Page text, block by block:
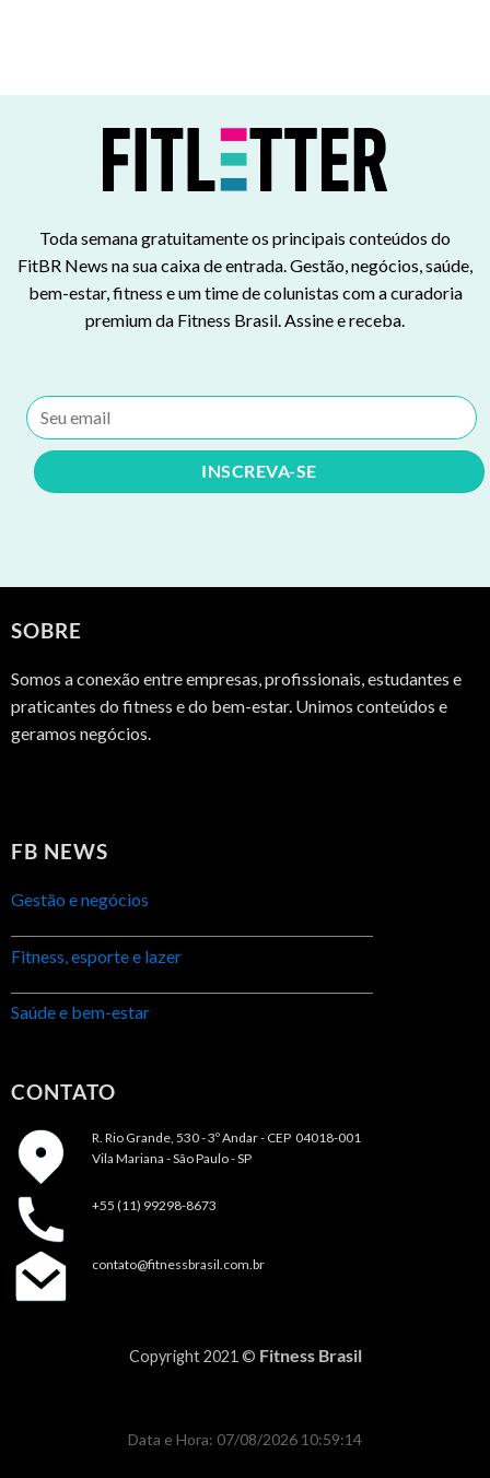
Toda semana gratuitamente os principais conteúdos do
FitBR News na sua caixa de entrada. Gestão, negócios, saúde,
bem-estar, fitness e um time de colunistas com a curadoria
premium da Fitness Brasil. Assine e receba.
SOBRE
Somos a conexão entre empresas, profissionais, estudantes e
praticantes do fitness e do bem-estar. Unimos conteúdos e
geramos negócios.
FB NEWS
Gestão e negócios
Fitness, esporte e lazer
Saúde e bem-estar
CONTATO
R. Rio Grande, 530 - 3º Andar - CEP 04018-001
Vila Mariana - São Paulo - SP
+55 (11) 99298-8673
contato@fitnessbrasil.com.br
Copyright 2021 © Fitness Brasil
Data e Hora: 07/08/2026 10:59:14